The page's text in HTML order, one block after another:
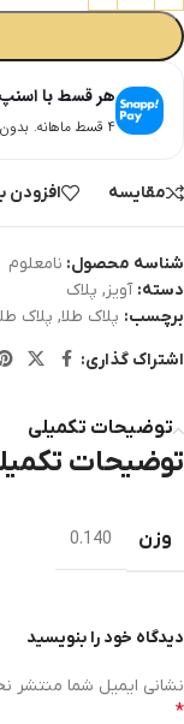
هر قسط با
۴ قسط ماهانه. بدون سود، چک و ضامن.
مقایسه افزودن
شناسه محصول: نامعلوم
دسته: آویز, پلاک
برچسب: پلاک طلا, پلاک
اشتراک گذاری:
توضیحات تکمیلی
توضیحات
وزن 0.140
دیدگاه خود را بنویسید
نشانی ایمیل شما منتشر
*